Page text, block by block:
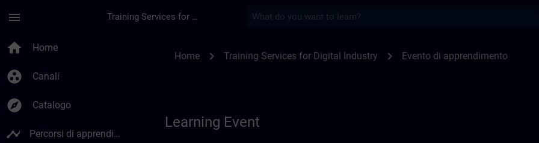
menu Training Services for Digital Industries
home Home
group_work Canali
explore Catalogo
timeline Percorsi di apprendimento
Home chevron_right Training Services for Digital Industry chevron_right Evento di apprendimento
Learning Event